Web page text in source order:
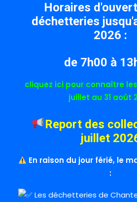
Horaires
déchetteries
2026 :
de 7h00 à
cliquez ici pour connaître
juillet au 31 août
Report des
juillet
En raison du jour férié, le
:
Les déchetteries de